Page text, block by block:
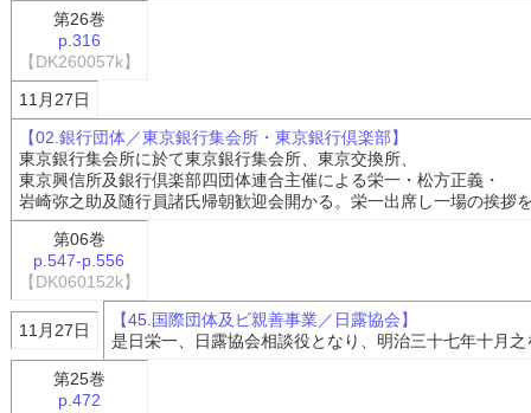
第26巻
p.316
【DK260057k】
11月27日
【02.銀行団体／東京銀行集会所・東京銀行倶楽部】
東京銀行集会所に於て東京銀行集会所、東京交換所、
東京興信所及銀行倶楽部四団体連合主催による栄一・松方正義・
岩崎弥之助及随行員諸氏帰朝歓迎会開かる。栄一出席し一場の挨拶
第06巻
p.547-p.556
【DK060152k】
11月27日
【45.国際団体及ビ親善事業／日露協会】
是日栄一、日露協会相談役となり、明治三十七年十月之
第25巻
p.472